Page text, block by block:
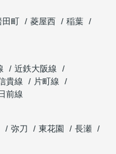
田町 菱屋西
稲葉
近鉄大阪線
貴線
片町線
前線
弥刀 東花園
長瀬